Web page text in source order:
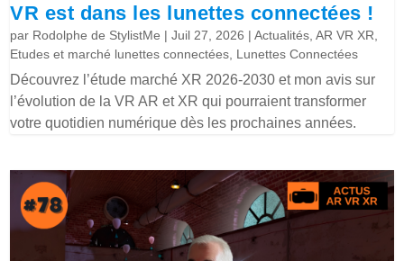
VR est dans les lunettes connectées !
par Rodolphe de StylistMe |Juil 27, 2026 |Actualités ,AR VR XR
Etudes et marché lunettes connectées Lunettes Connectées
Découvrez l’étude marché XR 2026-2030 et mon avis sur
l’évolution de la VR AR et XR qui pourraient transformer
votre quotidien numérique dès les prochaines années.